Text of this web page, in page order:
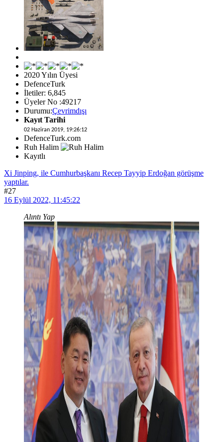
2020 Yılın Üyesi
DefenceTurk
İletiler: 6,845
Üyeler No :49217
Durumu:Çevrimdışı
Kayıt Tarihi
02 Haziran 2019, 19:26:12
DefenceTurk.com
Ruh Halim
Kayıtlı
Xi Jinping, ile Cumhurbaşkanı Recep Tayyip Erdoğan görüşme
yaptılar.
#27
16 Eylül 2022, 11:45:22
Alıntı Yap